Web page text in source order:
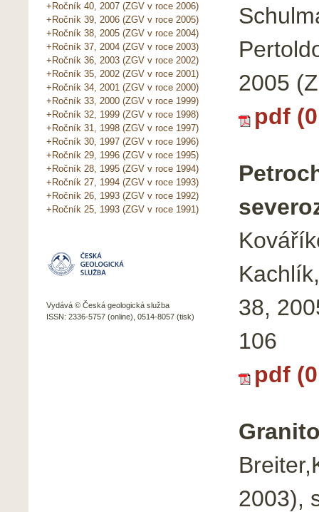
+Ročník 40, 2007 (ZGV v roce 2006)
+Ročník 39, 2006 (ZGV v roce 2005)
+Ročník 38, 2005 (ZGV v roce 2004)
+Ročník 37, 2004 (ZGV v roce 2003)
+Ročník 36, 2003 (ZGV v roce 2002)
+Ročník 35, 2002 (ZGV v roce 2001)
+Ročník 34, 2001 (ZGV v roce 2000)
+Ročník 33, 2000 (ZGV v roce 1999)
+Ročník 32, 1999 (ZGV v roce 1998)
+Ročník 31, 1998 (ZGV v roce 1997)
+Ročník 30, 1997 (ZGV v roce 1996)
+Ročník 29, 1996 (ZGV v roce 1995)
+Ročník 28, 1995 (ZGV v roce 1994)
+Ročník 27, 1994 (ZGV v roce 1993)
+Ročník 26, 1993 (ZGV v roce 1992)
+Ročník 25, 1993 (ZGV v roce 1991)
Vydává © Česká geologická služba
ISSN: 2336-5757 (online), 0514-8057 (tisk)
2005
pdf
38,
106
pdf
2003),